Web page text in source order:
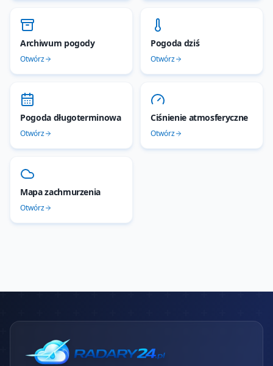
Archiwum pogody
Otwórz
Pogoda dziś
Otwórz
Pogoda długoterminowa
Otwórz
Ciśnienie atmosferyczne
Otwórz
Mapa zachmurzenia
Otwórz